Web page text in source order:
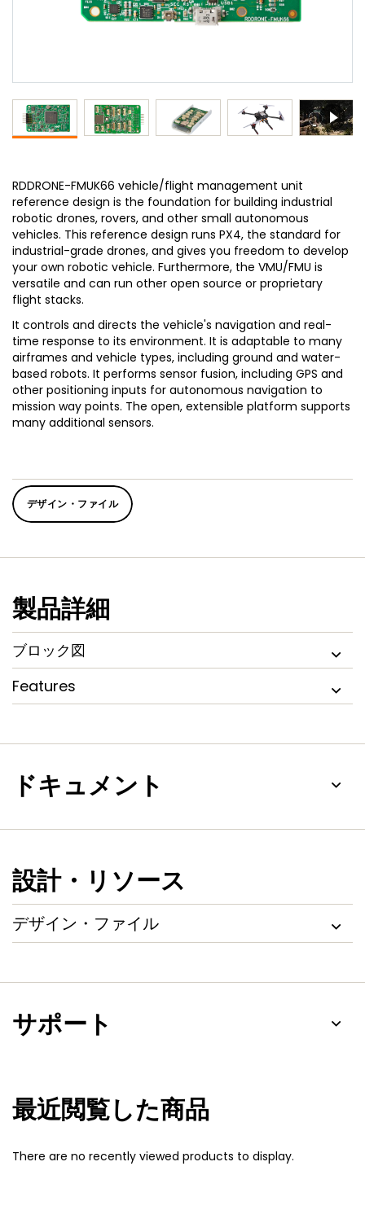
RDDRONE-FMUK66 vehicle/flight management unit
reference design is the foundation for building industrial
robotic drones, rovers, and other small autonomous
vehicles. This reference design runs PX4, the standard for
industrial-grade drones, and gives you freedom to develop
your own robotic vehicle. Furthermore, the VMU/FMU is
versatile and can run other open source or proprietary
flight stacks.
It controls and directs the vehicle's navigation and real-
time response to its environment. It is adaptable to many
airframes and vehicle types, including ground and water-
based robots. It performs sensor fusion, including GPS and
other positioning inputs for autonomous navigation to
mission way points. The open, extensible platform supports
many additional sensors.
デザイン・ファイル
製品詳細
ブロック図
Features
ドキュメント
設計・リソース
デザイン・ファイル
サポート
最近閲覧した商品
There are no recently viewed products to display.